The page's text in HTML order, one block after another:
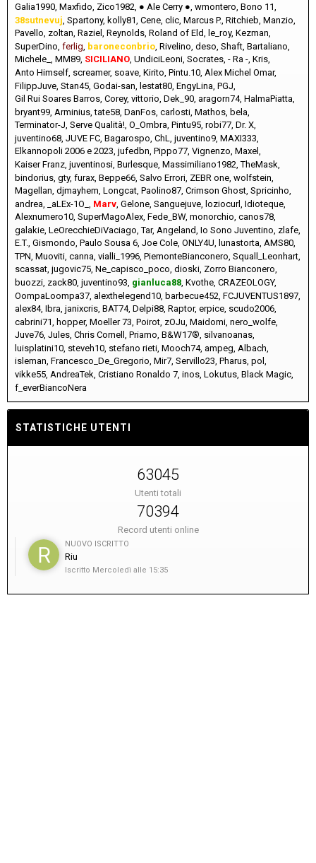
Galia1990 Maxfido Zico1982 ● Ale Cerry ● wmontero Bono 11
38sutnevuj Spartony kolly81 Cene clic Marcus P. Ritchieb Manzio
Pavello zoltan Raziel Reynolds Roland of Eld le_roy Kezman
SuperDino ferlig baroneconbrio Rivelino deso Shaft Bartaliano
Michele_
MM89 SICILIANO UndiciLeoni Socrates - Ra - Kris
Anto Himself screamer soave Kirito Pintu.10 Alex Michel Omar
FilippJuve Stan45 Godai-san lestat80 EngyLina PGJ
Gil Rui Soares Barros Corey vittorio Dek_90 aragorn74 HalmaPiatta
bryant99 Arminius tate58 DanFos carlosti Mathos bela
Terminator-J Serve Qualità! O_Ombra Pintu95 robi77 Dr. X
juventino68 JUVE FC Bagarospo ChL juventino9 MAXI333
Elkannopoli 2006 e 2023 jufedbn Pippo77 Vignenzo Maxel
Kaiser Franz juventinosi Burlesque Massimiliano1982 TheMask
bindorius gty furax Beppe66 Salvo Errori ZEBR one wolfstein
Magellan djmayhem Longcat Paolino87 Crimson Ghost Spricinho
andrea
_aLEx-1O_ Marv Gelone Sanguejuve loziocurl Idioteque
Alexnumero10 SuperMagoAlex Fede_BW monorchio canos78
galakie LeOrecchieDiVaciago Tar Angeland Io Sono Juventino zlafe
E.T. Gismondo Paulo Sousa 6 Joe Cole ONLY4U lunastorta AMS80
TPN Muoviti canna vialli_1996 PiemonteBianconero Squall_Leonhart
scassat jugovic75 Ne_capisco_poco dioski Zorro Bianconero
buozzi zack80 juventino93 gianluca88 Kvothe CRAZEOLOGY
OompaLoompa37 alexthelegend10 barbecue452 FCJUVENTUS1897
alex84 Ibra janixcris BAT74 Delpi88 Raptor erpice scudo2006
cabrini71 hopper Moeller 73 Poirot zOJu Maidomi nero_wolfe
Juve76 Jules Chris Cornell Priamo B&W17® silvanoanas
luisplatini10 steveh10 stefano rieti Mooch74 ampeg Albach
isleman Francesco_De_Gregorio Mir7 Servillo23 Pharus pol
vikke55 AndreaTek Cristiano Ronaldo 7 inos Lokutus Black Magic
f_everBiancoNera
STATISTICHE UTENTI
63045
Utenti totali
70394
Record utenti online
NUOVO ISCRITTO
Riu
Iscritto Mercoledì alle 15:35